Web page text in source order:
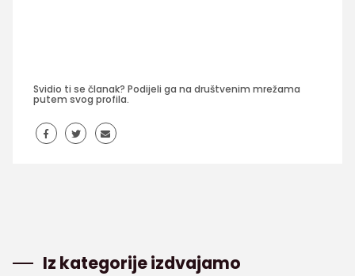
Svidio ti se članak? Podijeli ga na društvenim mrežama
putem svog profila.
Iz kategorije izdvajamo